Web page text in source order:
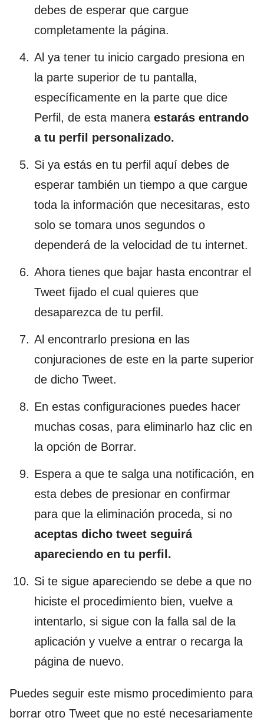
debes de esperar que cargue
completamente la página.
Al ya tener tu inicio cargado presiona en
la parte superior de tu pantalla,
específicamente en la parte que dice
Perfil, de esta manera estarás entrando
a tu perfil personalizado.
Si ya estás en tu perfil aquí debes de
esperar también un tiempo a que cargue
toda la información que necesitaras, esto
solo se tomara unos segundos o
dependerá de la velocidad de tu internet.
Ahora tienes que bajar hasta encontrar el
Tweet fijado el cual quieres que
desaparezca de tu perfil.
Al encontrarlo presiona en las
conjuraciones de este en la parte superior
de dicho Tweet.
En estas configuraciones puedes hacer
muchas cosas, para eliminarlo haz clic en
la opción de Borrar.
Espera a que te salga una notificación, en
esta debes de presionar en confirmar
para que la eliminación proceda, si no
aceptas dicho tweet seguirá
apareciendo en tu perfil.
Si te sigue apareciendo se debe a que no
hiciste el procedimiento bien, vuelve a
intentarlo, si sigue con la falla sal de la
aplicación y vuelve a entrar o recarga la
página de nuevo.
Puedes seguir este mismo procedimiento para
borrar otro Tweet que no esté necesariamente